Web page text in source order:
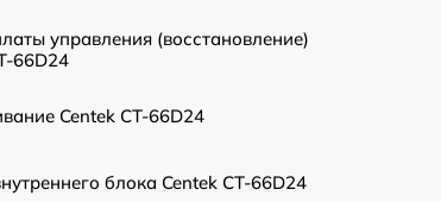
управления (восстановление)
66D24
Centek CT-66D24
блока Centek CT-66D24